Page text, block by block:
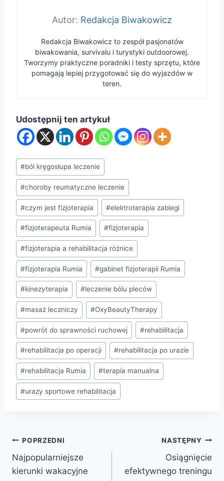
Redakcja Biwakowicz
Redakcja Biwakowicz to zespół pasjonatów
biwakowania, survivalu i turystyki outdoorowej.
Tworzymy praktyczne poradniki i testy sprzętu, które
pomagają lepiej przygotować się do wyjazdów w
teren.
Udostępnij ten artykuł
Tagi
wpisu:
#ból kręgosłupa leczenie
#choroby reumatyczne leczenie
#czym jest fizjoterapia #elektroterapia zabiegi
#fizjoterapeuta Rumia #fizjoterapia
#fizjoterapia a rehabilitacja różnice
#fizjoterapia Rumia #gabinet fizjoterapii Rumia
#kinezyterapia #leczenie bólu pleców
#masaż leczniczy #OxyBeautyTherapy
#powrót do sprawności ruchowej #rehabilitacja
#rehabilitacja po operacji #rehabilitacja po urazie
#rehabilitacja Rumia #terapia manualna
#urazy sportowe rehabilitacja
Nawigacja
wpisu
POPRZEDNI
Najpopularniejsze
kierunki wakacyjne
NASTĘPNY
Osiągnięcie
efektywnego treningu